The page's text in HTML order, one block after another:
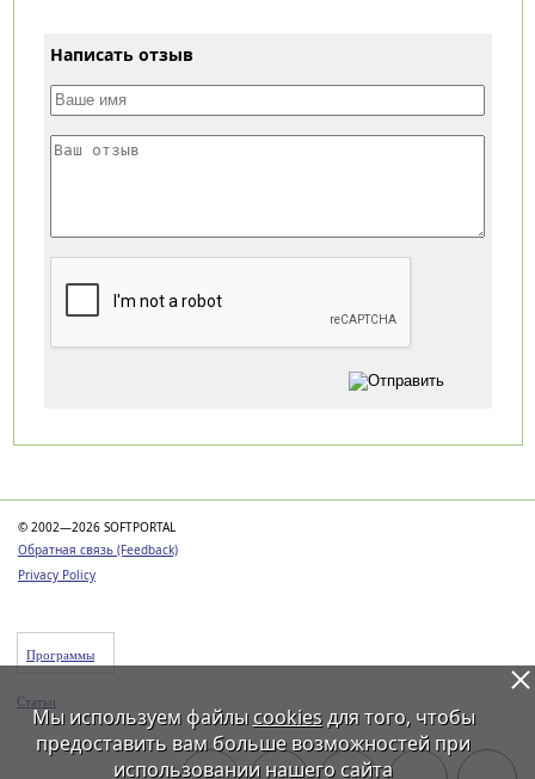
Написать отзыв
© 2002—2026 SOFTPORTAL
Обратная связь (Feedback)
Privacy Policy
Программы
Статьи
Мы используем файлы cookiesдля того, чтобы
предоставить вам больше возможностей при
использовании нашего сайта